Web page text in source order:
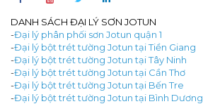
DANH SÁCH ĐẠI LÝ SƠN JOTUN
-Đại lý phân phối sơn Jotun quận 1
-Đại lý bột trét tường Jotun tại Tiền Giang
-Đại lý bột trét tường Jotun tại Tây Ninh
-Đại lý bột trét tường Jotun tại Cần Thơ
-Đại lý bột trét tường Jotun tại Bến Tre
-Đại lý bột trét tường Jotun tại Bình Dương